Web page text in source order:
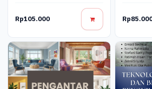
Rp105.000